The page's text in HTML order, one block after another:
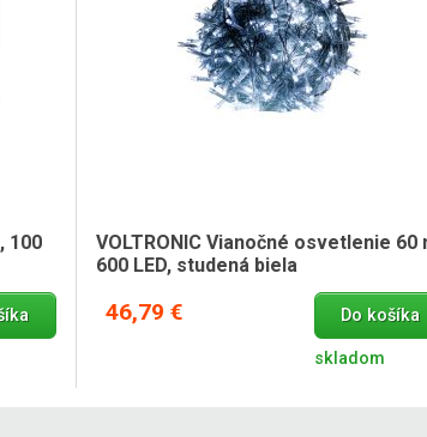
100
VOLTRONIC Vianočné osvetlenie 60
600 LED, studená biela
46,79 € Do košíka
skladom